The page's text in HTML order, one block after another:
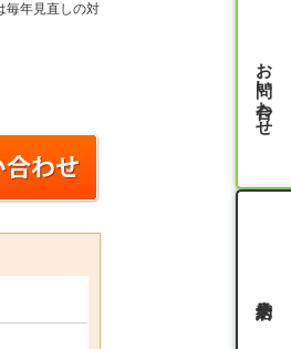
毎年見直しの対
お問い合わせ